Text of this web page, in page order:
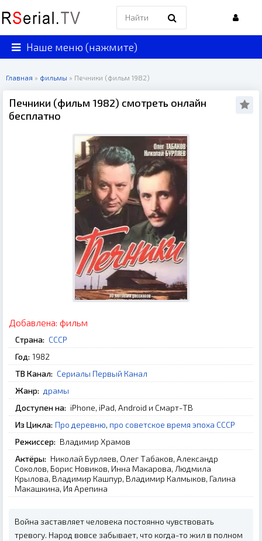
Наше меню (нажмите)
Главная » фильмы » Печники (фильм 1982)
Печники (фильм 1982) смотреть онлайн
бесплатно
Добавлена: фильм
Страна: СССР
Год: 1982
ТВ Канал: Сериалы Первый Канал
Жанр: драмы
Доступен на: iPhone, iPad, Android и Смарт-ТВ
Из Цикла: Про деревню, про советское время эпоха СССР
Режиссер: Владимир Храмов
Актёры: Николай Бурляев, Олег Табаков, Александр
Соколов, Борис Новиков, Инна Макарова, Людмила
Крылова, Владимир Кашпур, Владимир Калмыков, Галина
Макашкина, Ия Арепина
Война заставляет человека постоянно чувствовать
тревогу. Народ вовсе забывает, что когда-то жил в полном